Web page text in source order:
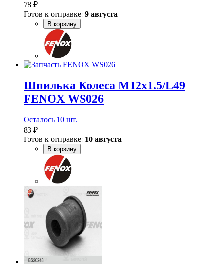
78 ₽
Готов к отправке: 9 августа
В корзину
Шпилька Колеса M12х1.5/L49
FENOX WS026
Осталось 10 шт.
83 ₽
Готов к отправке: 10 августа
В корзину